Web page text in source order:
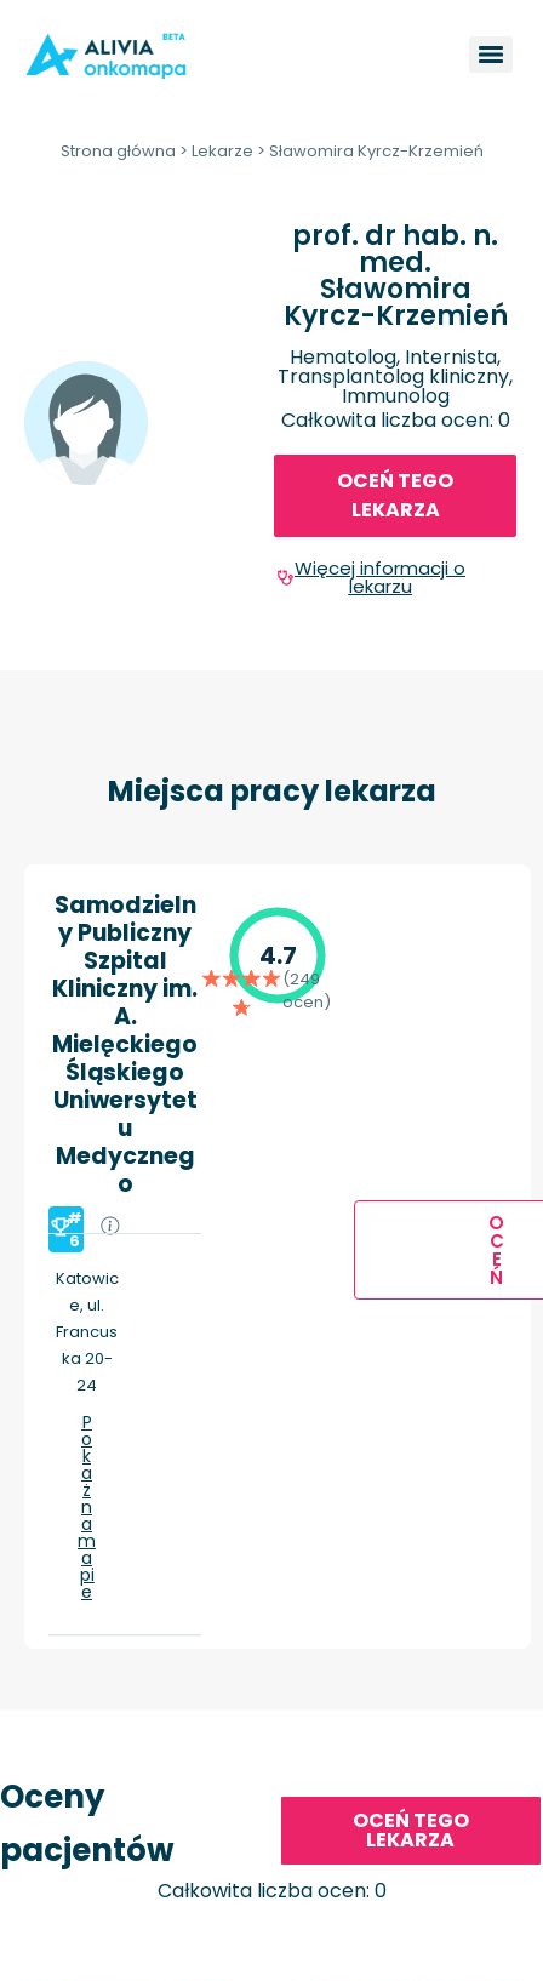
Strona główna > Lekarze > Sławomira Kyrcz-Krzemień
prof. dr hab. n.
med.
Sławomira
Kyrcz-Krzemień
Hematolog, Internista,
Transplantolog kliniczny,
Immunolog
Całkowita liczba ocen: 0
OCEŃ TEGO
LEKARZA
Więcej informacji o
lekarzu
Miejsca pracy lekarza
Samodzieln
y Publiczny
Szpital
Kliniczny im.
A.
Mielęckiego
Śląskiego
Uniwersytet
u
Medyczneg
o
#
6
Katowic
e, ul.
Francus
ka 20-
24
P
o
k
a
ż
n
a
m
a
pi
e
4.7
(249
ocen)
O
C
E
Ń
Oceny
pacjentów
OCEŃ TEGO
LEKARZA
Całkowita liczba ocen: 0